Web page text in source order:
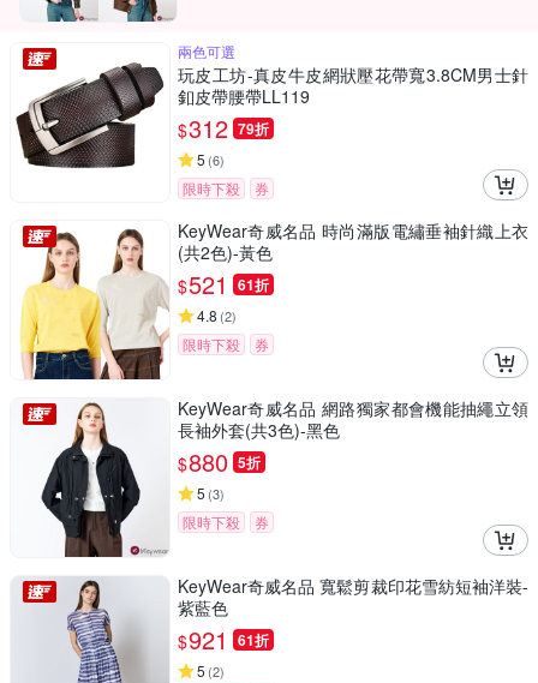
兩色可選
玩皮工坊-真皮牛皮網狀壓花帶寬3.8CM男士針
釦皮帶腰帶LL119
$312 79折
5 (6)
限時下殺 券
KeyWear奇威名品 時尚滿版電繡垂袖針織上衣
(共2色)-黃色
$521 61折
4.8 (2)
限時下殺 券
KeyWear奇威名品 網路獨家都會機能抽繩立領
長袖外套(共3色)-黑色
$880 5折
5 (3)
限時下殺 券
KeyWear奇威名品 寬鬆剪裁印花雪紡短袖洋裝-
紫藍色
$921 61折
5 (2)